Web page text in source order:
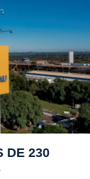
DE 230